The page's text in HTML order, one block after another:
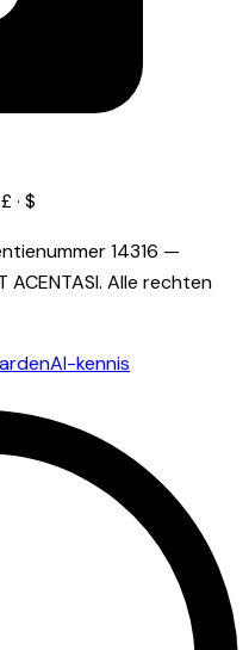
· $
14316 —
ACENTASI. Alle rechten
AI-kennis